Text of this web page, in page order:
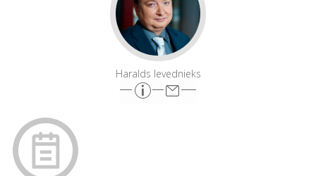
Haralds Ievednieks